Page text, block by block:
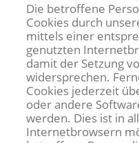
Die betroffene
Cookies durch
mittels einer
genutzten
damit der Setzung
widersprechen.
Cookies jederzeit
oder andere
werden. Dies ist in
Internetbrowsern